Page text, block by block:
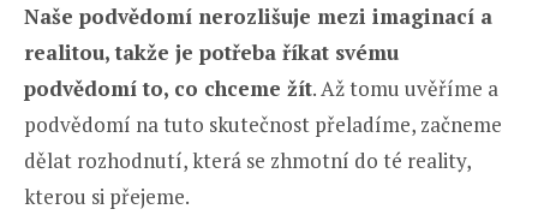
Naše podvědomí nerozlišuje mezi imaginací a
realitou, takže je potřeba říkat svému
podvědomí to, co chceme žít. Až tomu uvěříme a
podvědomí na tuto skutečnost přeladíme, začneme
dělat rozhodnutí, která se zhmotní do té reality,
kterou si přejeme.